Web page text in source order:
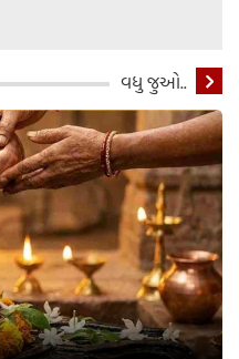
વધુ જુઓ..